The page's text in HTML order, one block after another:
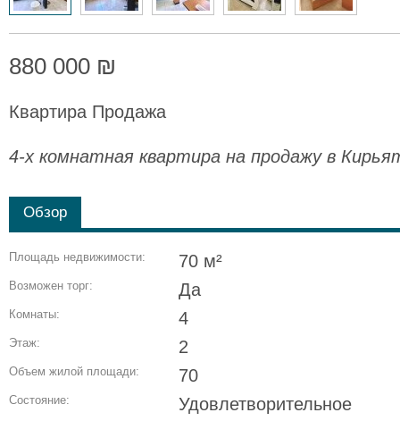
880 000 ₪
Квартира Продажа
4-х комнатная квартира на продажу в
Обзор
Площадь недвижимости: 70 м²
Возможен торг: Да
Комнаты: 4
Этаж: 2
Объем жилой площади: 70
Состояние: Удовлетворительное